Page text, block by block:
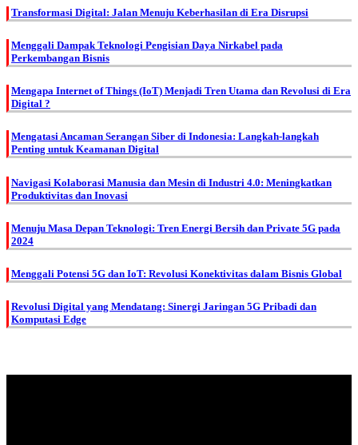
Transformasi Digital: Jalan Menuju Keberhasilan di Era Disrupsi
Menggali Dampak Teknologi Pengisian Daya Nirkabel pada
Perkembangan Bisnis
Mengapa Internet of Things (IoT) Menjadi Tren Utama dan Revolusi di Era
Digital ?
Mengatasi Ancaman Serangan Siber di Indonesia: Langkah-langkah
Penting untuk Keamanan Digital
Navigasi Kolaborasi Manusia dan Mesin di Industri 4.0: Meningkatkan
Produktivitas dan Inovasi
Menuju Masa Depan Teknologi: Tren Energi Bersih dan Private 5G pada
2024
Menggali Potensi 5G dan IoT: Revolusi Konektivitas dalam Bisnis Global
Revolusi Digital yang Mendatang: Sinergi Jaringan 5G Pribadi dan
Komputasi Edge